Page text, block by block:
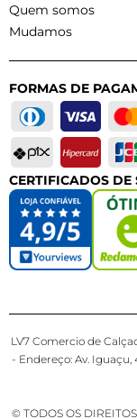
Quem somos
Mudamos
FORMAS DE
CERTIFICADOS DE
LV7 Comercio de
- Endereço: Av.
© TODOS OS